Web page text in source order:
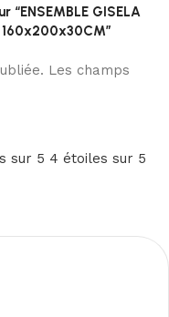
“ENSEMBLE GISELA
160x200x30CM”
Les champs
sur 5 4 étoiles sur 5